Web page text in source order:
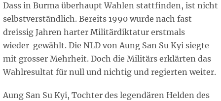
Dass in Burma überhaupt Wahlen stattfinden, ist nicht
selbstverständlich. Bereits 1990 wurde nach fast
dreissig Jahren harter Militärdiktatur erstmals
wieder gewählt. Die NLD von Aung San Su Kyi siegte
mit grosser Mehrheit. Doch die Militärs erklärten das
Wahlresultat für null und nichtig und regierten weiter.
Aung San Su Kyi, Tochter des legendären Helden des